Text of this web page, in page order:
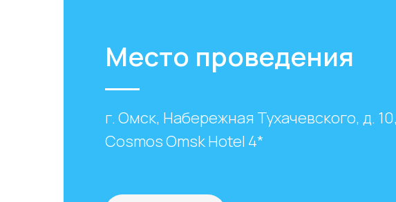
Место проведения
г. Омск, Набережная Тухачевского, д. 10,
Cosmos Omsk Hotel 4*